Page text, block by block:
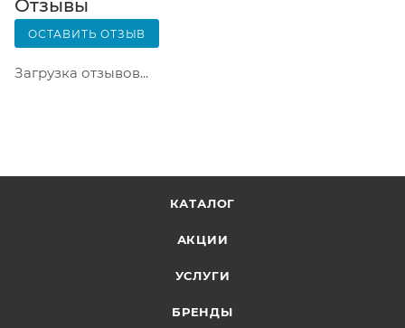
только после оплаты заказа. Один заказ может
содержать не больше 10 позиций и его стоимость
не должна превышать 100 000 р.
Отзывы
ОСТАВИТЬ ОТЗЫВ
Загрузка отзывов...
КАТАЛОГ
АКЦИИ
УСЛУГИ
БРЕНДЫ